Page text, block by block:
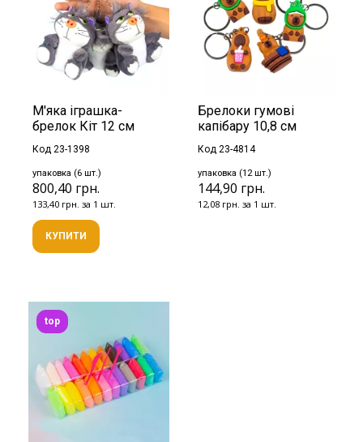
М'яка іграшка-
брелок Кіт 12 см
Код 23-1398
упаковка (6 шт.)
800,40 грн.
133,40 грн. за 1 шт.
КУПИТИ
Брелоки гумові
капібару 10,8 см
Код 23-4814
упаковка (12 шт.)
144,90 грн.
12,08 грн. за 1 шт.
top